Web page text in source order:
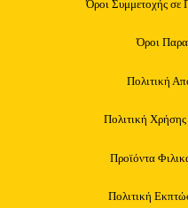
Όροι Συμμετοχής σε
Όροι
Πολιτική
Πολιτική
Προϊόντα
Πολιτική